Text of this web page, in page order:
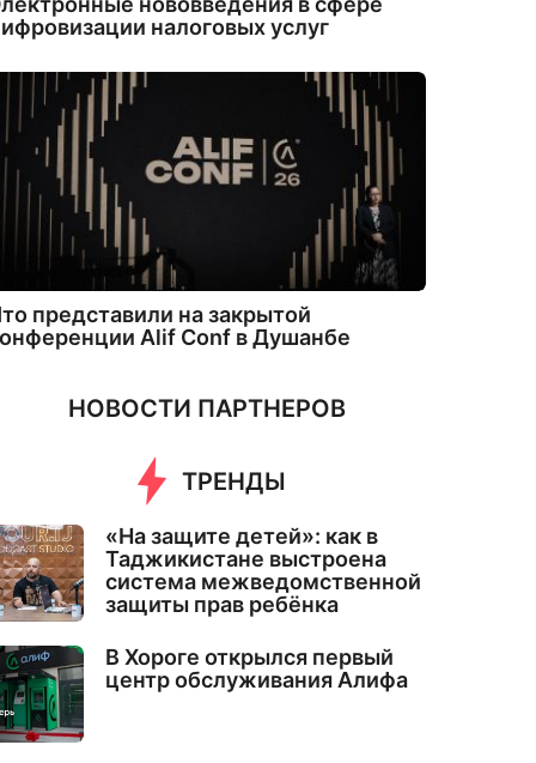
налоговых услуг
представили на закрытой
Alif Conf в Душанбе
НОВОСТИ ПАРТНЕРОВ
ТРЕНДЫ
«На защите детей»: как в
Таджикистане выстроена
система межведомственной
защиты прав ребёнка
В Хороге открылся первый
центр обслуживания Алифа